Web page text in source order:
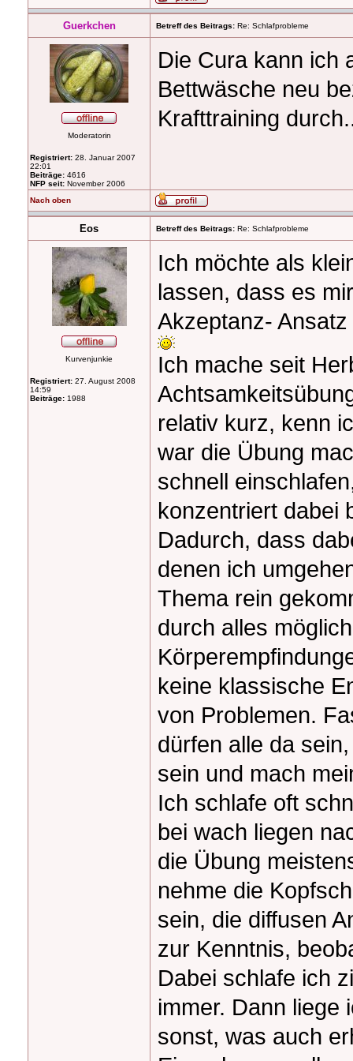
Guerkchen Betreff des Beitrags: Re: Schlafprobleme
Moderatorin
Registriert: 28. Januar 2007
22:01
Beiträge: 4616
NFP seit: November 2006
Die Cura kann ich
Bettwäsche neu
Krafttraining
Nach oben
Eos Betreff des Beitrags: Re: Schlafprobleme
Kurvenjunkie
Registriert: 27. August 2008
14:59
Beiträge: 1988
Ich möchte als
lassen, dass es
Akzeptanz-
Ich mache seit
relativ kurz, kenn
war die Übung
schnell
konzentriert dabei
Dadurch, dass
denen ich
Thema rein
durch alles
keine klassische
von Problemen.
dürfen alle da
sein und mach
Ich schlafe oft
bei wach liegen
die Übung
nehme die
sein, die diffusen
zur Kenntnis,
Dabei schlafe ich
immer. Dann liege
sonst, was auch